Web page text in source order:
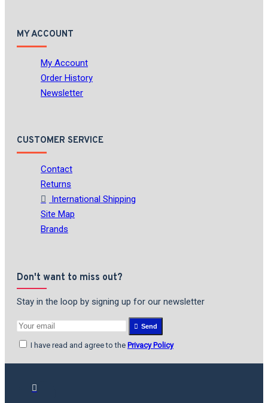
MY ACCOUNT
My Account
Order History
Newsletter
CUSTOMER SERVICE
Contact
Returns
International Shipping
Site Map
Brands
Don't want to miss out?
Stay in the loop by signing up for our newsletter
Send
I have read and agree to the Privacy Policy